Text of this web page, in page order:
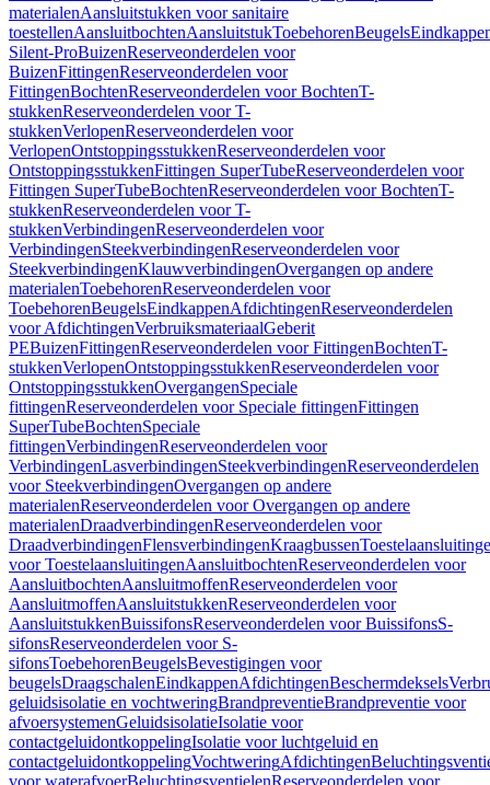
materialenAansluitstukken voor sanitaire
toestellenAansluitbochtenAansluitstukToebehorenBeugels
Silent-ProBuizenReserveonderdelen voor
BuizenFittingenReserveonderdelen voor
FittingenBochtenReserveonderdelen voor BochtenT-
stukkenReserveonderdelen voor T-
stukkenVerlopenReserveonderdelen voor
VerlopenOntstoppingsstukkenReserveonderdelen voor
OntstoppingsstukkenFittingen SuperTubeReserveonderdelen voor
Fittingen SuperTubeBochtenReserveonderdelen voor BochtenT-
stukkenReserveonderdelen voor T-
stukkenVerbindingenReserveonderdelen voor
VerbindingenSteekverbindingenReserveonderdelen voor
SteekverbindingenKlauwverbindingenOvergangen op andere
materialenToebehorenReserveonderdelen voor
ToebehorenBeugelsEindkappenAfdichtingenReserveonderdelen
voor AfdichtingenVerbruiksmateriaalGeberit
PEBuizenFittingenReserveonderdelen voor FittingenBochtenT-
stukkenVerlopenOntstoppingsstukkenReserveonderdelen voor
OntstoppingsstukkenOvergangenSpeciale
fittingenReserveonderdelen voor Speciale fittingenFittingen
SuperTubeBochtenSpeciale
fittingenVerbindingenReserveonderdelen voor
VerbindingenLasverbindingenSteekverbindingenReserveonderdelen
voor SteekverbindingenOvergangen op andere
materialenReserveonderdelen voor Overgangen op andere
materialenDraadverbindingenReserveonderdelen voor
DraadverbindingenFlensverbindingenKraagbussen
voor ToestelaansluitingenAansluitbochtenReserveonderdelen voor
AansluitbochtenAansluitmoffenReserveonderdelen voor
AansluitmoffenAansluitstukkenReserveonderdelen voor
AansluitstukkenBuissifonsReserveonderdelen voor BuissifonsS-
sifonsReserveonderdelen voor S-
sifonsToebehorenBeugelsBevestigingen voor
beugelsDraagschalenEindkappenAfdichtingenBeschermdeksels
geluidsisolatie en vochtweringBrandpreventieBrandpreventie voor
afvoersystemenGeluidsisolatieIsolatie voor
contactgeluidontkoppelingIsolatie voor luchtgeluid en
contactgeluidontkoppelingVochtweringAfdichtingen
voor waterafvoerBeluchtingsventielenReserveonderdelen voor